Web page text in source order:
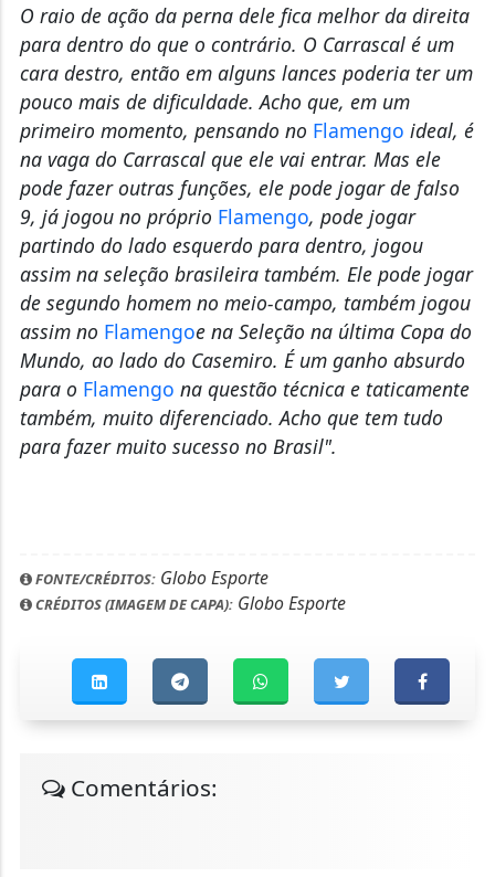
O raio de ação da perna dele fica melhor da direita
para dentro do que o contrário. O Carrascal é um
cara destro, então em alguns lances poderia ter um
pouco mais de dificuldade. Acho que, em um
primeiro momento, pensando no Flamengo ideal, é
na vaga do Carrascal que ele vai entrar. Mas ele
pode fazer outras funções, ele pode jogar de falso
9, já jogou no próprio Flamengo, pode jogar
partindo do lado esquerdo para dentro, jogou
assim na seleção brasileira também. Ele pode jogar
de segundo homem no meio-campo, também jogou
assim no Flamengoe na Seleção na última Copa do
Mundo, ao lado do Casemiro. É um ganho absurdo
para o Flamengo na questão técnica e taticamente
também, muito diferenciado. Acho que tem tudo
para fazer muito sucesso no Brasil".
FONTE/CRÉDITOS:Globo Esporte
CRÉDITOS (IMAGEM DE CAPA):Globo Esporte
Comentários: